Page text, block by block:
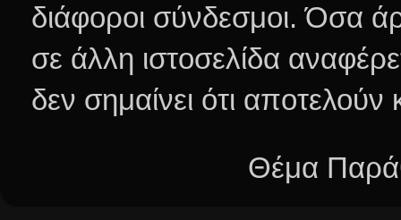
διάφοροι σύνδεσμοι.Όσα
σε άλλη ιστοσελίδα
δεν σημαίνει ότι
Θέμα